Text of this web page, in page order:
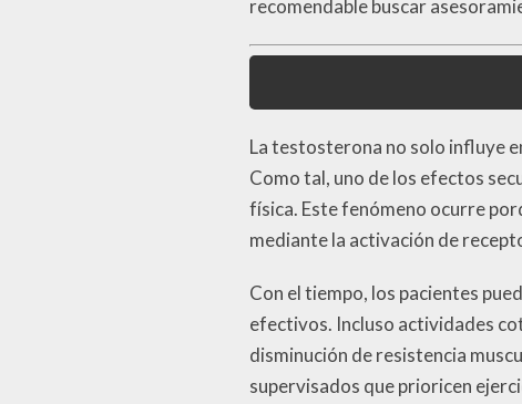
recomendable buscar
La testosterona no solo influye
Como tal, uno de los efectos
física. Este fenómeno ocurre
mediante la activación de
Con el tiempo, los pacientes
efectivos. Incluso actividades
disminución de resistencia
supervisados que prioricen